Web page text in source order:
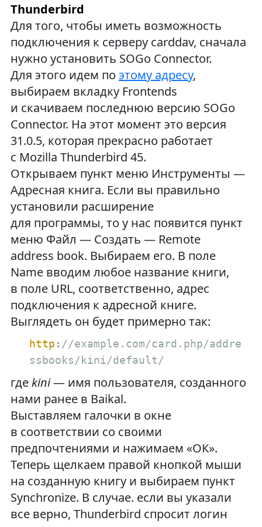
Thunderbird
Для того, чтобы иметь возможность
подключения к серверу carddav, сначала
нужно установить SOGo Connector.
Для этого идем по этому адресу,
выбираем вкладку Frontends
и скачиваем последнюю версию SOGo
Connector. На этот момент это версия
31.0.5, которая прекрасно работает
с Mozilla Thunderbird 45.
Открываем пункт меню Инструменты —
Адресная книга. Если вы правильно
установили расширение
для программы, то у нас появится пункт
меню Файл — Создать — Remote
address book. Выбираем его. В поле
Name вводим любое название книги,
в поле URL, соответственно, адрес
подключения к адресной книге.
Выглядеть он будет примерно так:
http : //example.com/card.php/addre
ssbooks/kini/default/
гдеkini— имя пользователя, созданного
нами ранее в Baikal.
Выставляем галочки в окне
в соответствии со своими
предпочтениями и нажимаем «ОК».
Теперь щелкаем правой кнопкой мыши
на созданную книгу и выбираем пункт
Synchronize. В случае. если вы указали
все верно, Thunderbird спросит логин